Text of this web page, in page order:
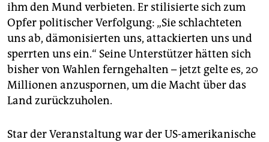
ihm den Mund verbieten. Er stilisierte sich zum
Opfer politischer Verfolgung: „Sie schlachteten
uns ab, dämonisierten uns, attackierten uns und
sperrten uns ein.“ Seine Unterstützer hätten sich
bisher von Wahlen ferngehalten – jetzt gelte es, 20
Millionen anzuspornen, um die Macht über das
Land zurückzuholen.
Star der Veranstaltung war der US-amerikanische